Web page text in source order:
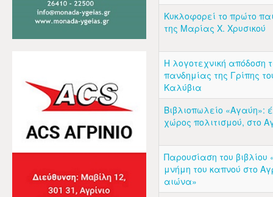
Κυκλοφορεί το πρώτο
της Μαρίας Χ. Χρυσικού
Η λογοτεχνική απόδοση
πανδημίας της Γρίπης
Καλύβια
Βιβλιοπωλείο «Αγαύη»:
χώρος πολιτισμού, στο
Παρουσίαση του βιβλίου
μνήμη του καπνού στο
αιώνα»